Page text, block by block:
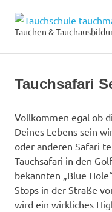
Inhalt
springen
Tauchen &
Tauchsafari
Vollkommen egal ob
Deines Lebens sein
oder anderen Safari
Tauchsafari in den
bekannten „Blue
Stops in der Straße
wird ein wirkliches